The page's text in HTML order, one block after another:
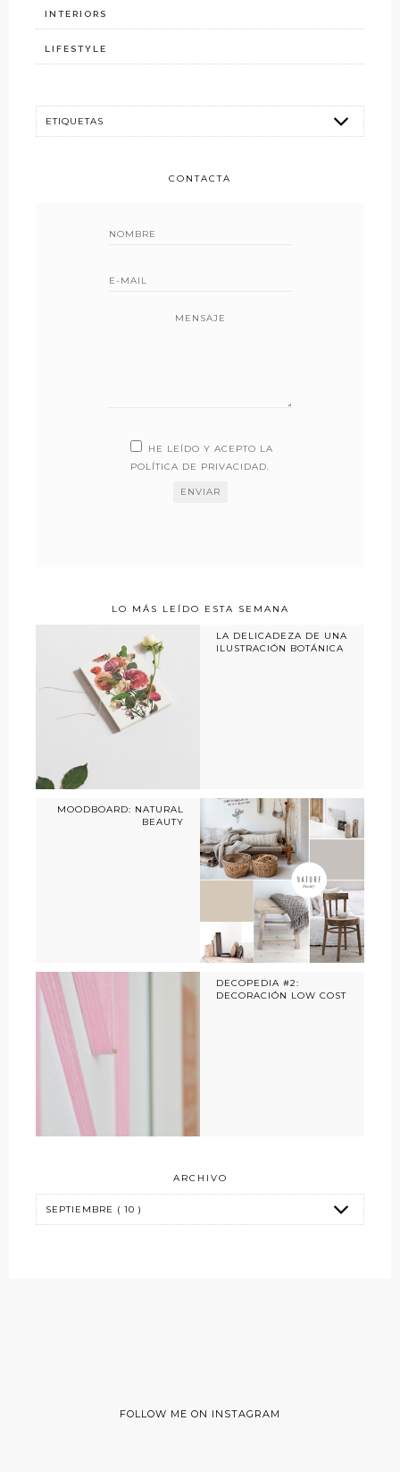
INTERIORS
LIFESTYLE
CONTACTA
MENSAJE
HE LEÍDO Y ACEPTO LA
POLÍTICA DE PRIVACIDAD.
LO MÁS LEÍDO ESTA SEMANA
LA DELICADEZA DE UNA
ILUSTRACIÓN BOTÁNICA
MOODBOARD: NATURAL
BEAUTY
DECOPEDIA #2:
DECORACIÓN LOW COST
ARCHIVO
FOLLOW ME ON INSTAGRAM